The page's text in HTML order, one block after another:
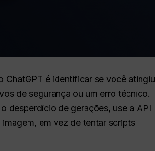
ChatGPT é identificar se você atingiu
de segurança ou um erro técnico.
desperdício de gerações, use a API
em vez de tentar scripts